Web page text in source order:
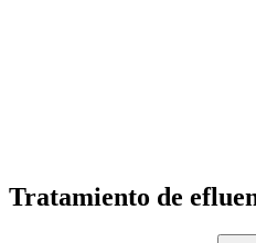
Tratamiento de